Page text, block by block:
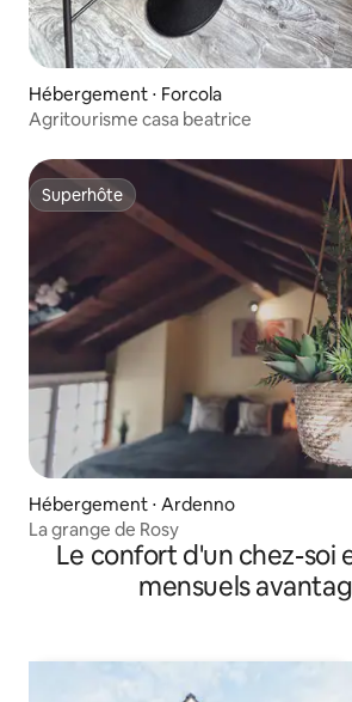
Hébergement ⋅ Forcola
Agritourisme casa beatrice
Superhôte
Superhôte
Hébergement ⋅ Ardenno
La grange de Rosy
Le confort d'un chez-soi
mensuels